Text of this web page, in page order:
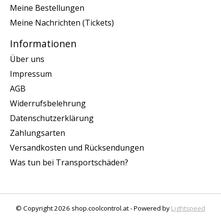
Meine Bestellungen
Meine Nachrichten (Tickets)
Informationen
Über uns
Impressum
AGB
Widerrufsbelehrung
Datenschutzerklärung
Zahlungsarten
Versandkosten und Rücksendungen
Was tun bei Transportschäden?
© Copyright 2026 shop.coolcontrol.at - Powered by Lightspeed